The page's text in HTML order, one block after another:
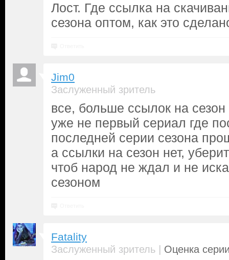
Лост. Где ссылка на
сезона оптом, как это
Jim0
Заслуженный зритель
все, больше ссылок на
уже не первый сериал где
последней серии сезона
а ссылки на сезон нет,
чтоб народ не ждал и не
сезоном
Fatality
Заслуженный зритель | Оценка